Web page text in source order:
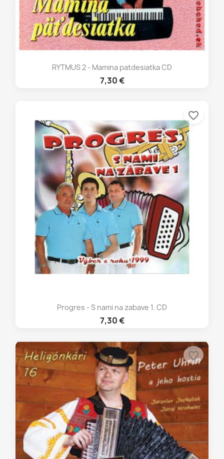
RYTMUS 2 - Mamina patdesiatka CD
7,30 €
Progres - S nami na zabave 1. CD
7,30 €
favorite_border
favorite_border